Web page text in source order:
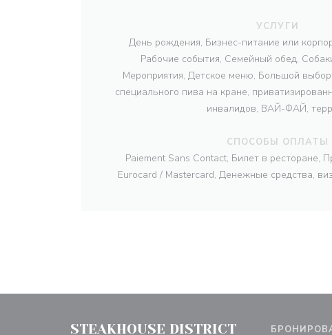
УСЛУГИ
День рождения, Бизнес-питание или
Рабочие события, Семейный обед,
Мероприятия, Детское меню, Большой
специального пива на кране,
инвалидов, ВАЙ-ФАЙ,
СПОСОБЫ ОПЛАТЫ
Paiement Sans Contact, Билет в ресторане,
Eurocard / Mastercard, Денежные средства,
STEAKHOUSE DISTRICT